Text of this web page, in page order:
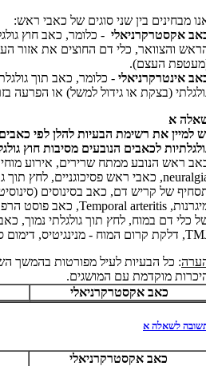
מבחינים בין שני סוגים של כאבי ראש:
אקסטרקרניאלי - כלומר, כאב חוץ
והצוואר, כלי דם החוצים את אזור
העצם).
אינטרקרניאלי - כלומר, כאב תוך
(בצקת או גידול למשל) או הפרעה
א
למיין את רשימת הבעיות להלן לפי
לכאבים הנובעים מסיבות חוץ
ראש הנובע ממתח שרירים, אירוע
, כאבי ראש פסיכוגניים, לחץ תוך
של קריש דם, כאב בסינוסים
Temporal arteritis, כאב פוסט
כלי דם במוח, לחץ תוך גולגלתי נמוך,
, דלקת קרום המוח - מנינגיטיס, דימום
: כל הבעיות לעיל מפורטות בהמשך
מוקדמת עם המושגים.
כאב אקסטרקרניאלי
לשאלה א
כאב אקסטרקרניאלי